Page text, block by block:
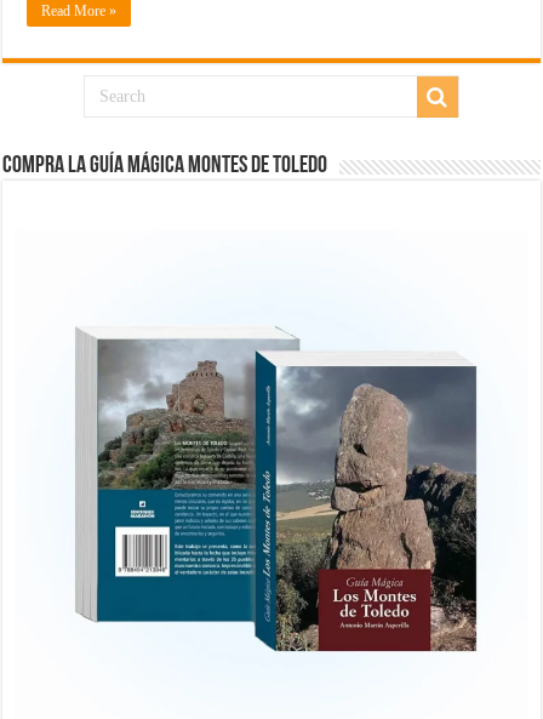
Read More »
COMPRA LA GUÍA MÁGICA MONTES DE TOLEDO